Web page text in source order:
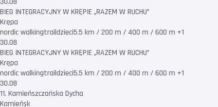
BIEG INTEGRACYJNY W KRĘPIE „RAZEM W RUCHU”
Krępa
nordic walkingtraildzieci5.5 km / 200 m / 400 m / 600 m +1
30.08
BIEG INTEGRACYJNY W KRĘPIE „RAZEM W RUCHU”
Krępa
nordic walkingtraildzieci5.5 km / 200 m / 400 m / 600 m +1
30.08
11. Kamieńszczańska Dycha
Kamieńsk